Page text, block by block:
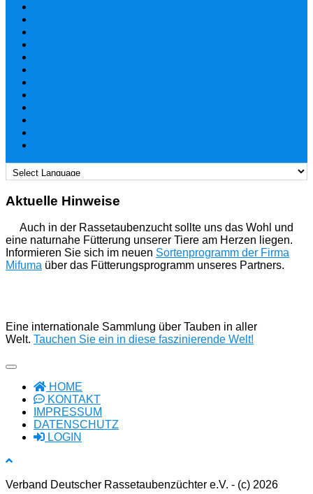
Aktuelle Hinweise
Auch in der Rassetaubenzucht sollte uns das Wohl und
eine naturnahe Fütterung unserer Tiere am Herzen liegen.
Informieren Sie sich im neuen Sortenprogramm der Firma
Mifuma über das Fütterungsprogramm unseres Partners.
Eine internationale Sammlung über Tauben in aller
Welt. Tauchen Sie ein in diese faszinierende Welt!
HOME
KONTAKT
IMPRESSUM
DATENSCHUTZ
LOGIN
Verband Deutscher Rassetaubenzüchter e.V. - (c) 2026